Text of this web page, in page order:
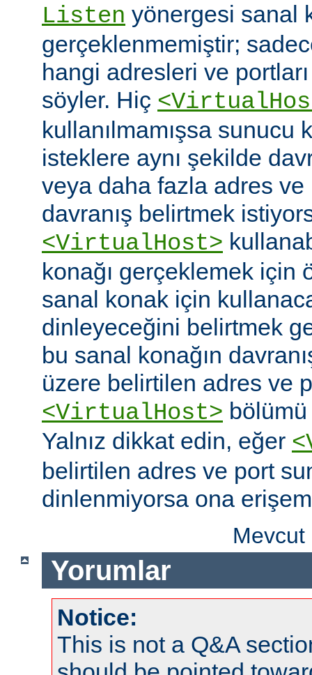
Listen yönergesi sanal
gerçeklenmemiştir;
hangi adresleri ve
söyler. Hiç
kullanılmamışsa sunucu
isteklere aynı şekilde
veya daha fazla adres ve
davranış belirtmek
<VirtualHost>
konağı gerçeklemek için
sanal konak için
dinleyeceğini belirtmek
bu sanal konağın
üzere belirtilen adres ve
<VirtualHost> bölümü
Yalnız dikkat edin, eğer
belirtilen adres ve port
dinlenmiyorsa ona
Yorumlar
Notice:
This is not a Q&A